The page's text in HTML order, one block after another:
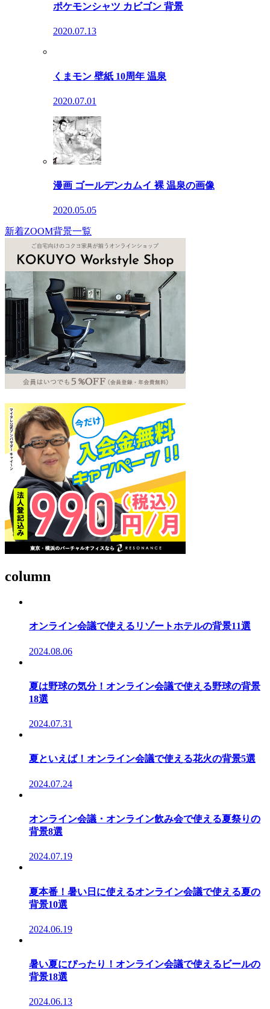
ポケモンシャツ カビゴン 背景
2020.07.13
くまモン 壁紙 10周年 温泉
2020.07.01
漫画 ゴールデンカムイ 裸 温泉の画像
2020.05.05
新着ZOOM背景一覧
column
オンライン会議で使えるリゾートホテルの背景11選
2024.08.06
夏は野球の気分！オンライン会議で使える野球の背景
18選
2024.07.31
夏といえば！オンライン会議で使える花火の背景5選
2024.07.24
オンライン会議・オンライン飲み会で使える夏祭りの
背景8選
2024.07.19
夏本番！暑い日に使えるオンライン会議で使える夏の
背景10選
2024.06.19
暑い夏にぴったり！オンライン会議で使えるビールの
背景18選
2024.06.13